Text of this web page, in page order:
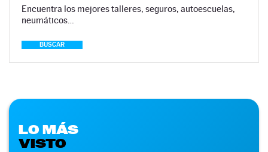
Encuentra los mejores talleres, seguros, autoescuelas,
neumáticos…
BUSCAR
LO MÁS
VISTO